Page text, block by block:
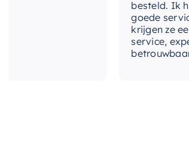
besteld. Ik heb
goede service
krijgen ze een
service,